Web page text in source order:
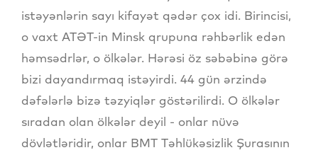
istəyənlərin sayı kifayət qədər çox idi. Birincisi,
o vaxt ATƏT-in Minsk qrupuna rəhbərlik edən
həmsədrlər, o ölkələr. Hərəsi öz səbəbinə görə
bizi dayandırmaq istəyirdi. 44 gün ərzində
dəfələrlə bizə təzyiqlər göstərilirdi. O ölkələr
sıradan olan ölkələr deyil - onlar nüvə
dövlətləridir, onlar BMT Təhlükəsizlik Şurasının